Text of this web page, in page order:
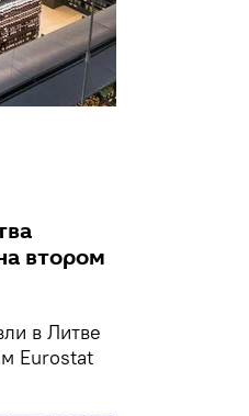
втором
в Литве
Eurostat